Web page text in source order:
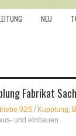
NEU
Fabrikat
02S / Kupplung,
und einbauen